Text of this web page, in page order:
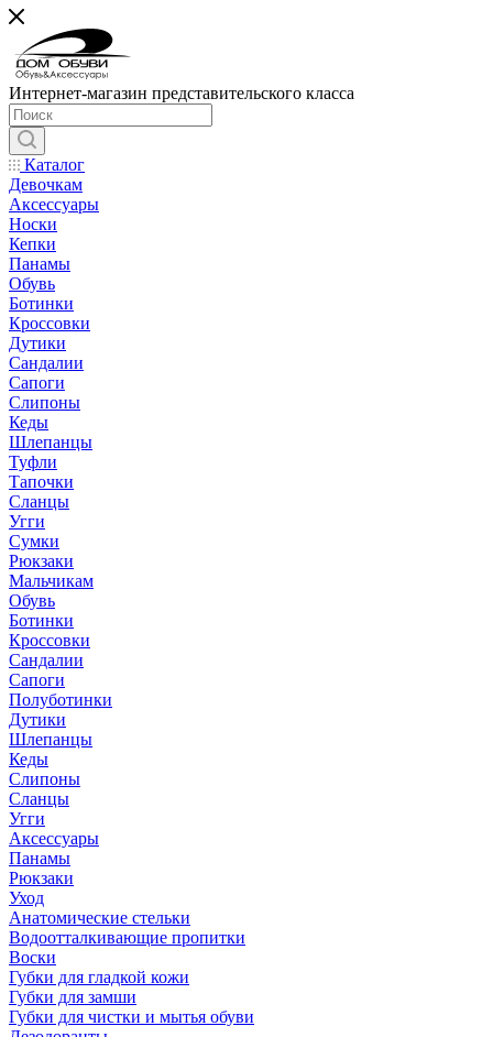
Интернет-магазин представительского класса
Каталог
Девочкам
Аксессуары
Носки
Кепки
Панамы
Обувь
Ботинки
Кроссовки
Дутики
Сандалии
Сапоги
Слипоны
Кеды
Шлепанцы
Туфли
Тапочки
Сланцы
Угги
Сумки
Рюкзаки
Мальчикам
Обувь
Ботинки
Кроссовки
Сандалии
Сапоги
Полуботинки
Дутики
Шлепанцы
Кеды
Слипоны
Сланцы
Угги
Аксессуары
Панамы
Рюкзаки
Уход
Анатомические стельки
Водоотталкивающие пропитки
Воски
Губки для гладкой кожи
Губки для замши
Губки для чистки и мытья обуви